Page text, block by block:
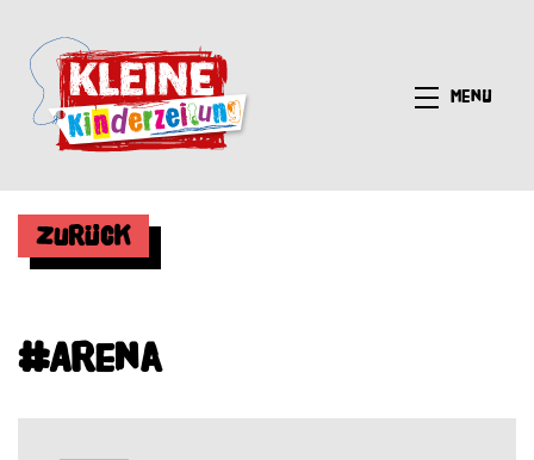
Menü
Zurück
#Arena